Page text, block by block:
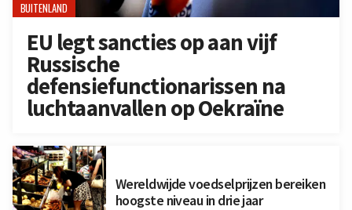
BUITENLAND
EU legt sancties op aan vijf
Russische
defensiefunctionarissen na
luchtaanvallen op Oekraïne
Wereldwijde voedselprijzen bereiken
hoogste niveau in drie jaar